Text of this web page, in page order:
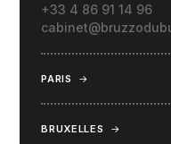
+33 4 86 91 14 96
PARIS →
BRUXELLES →